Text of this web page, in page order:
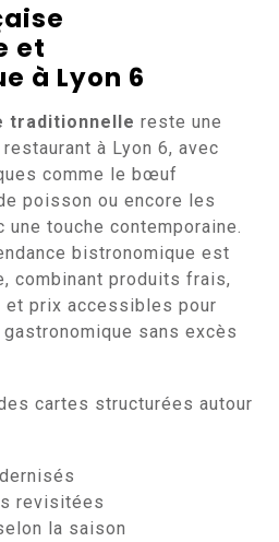
et
à Lyon 6
traditionnelle reste une
à Lyon 6, avec
comme le bœuf
poisson ou encore les
touche contemporaine.
bistronomique est
combinant produits frais,
prix accessibles pour
sans excès
cartes structurées autour
revisitées
la saison